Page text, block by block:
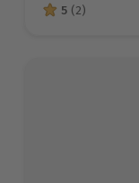
5 von 5
5 (2)